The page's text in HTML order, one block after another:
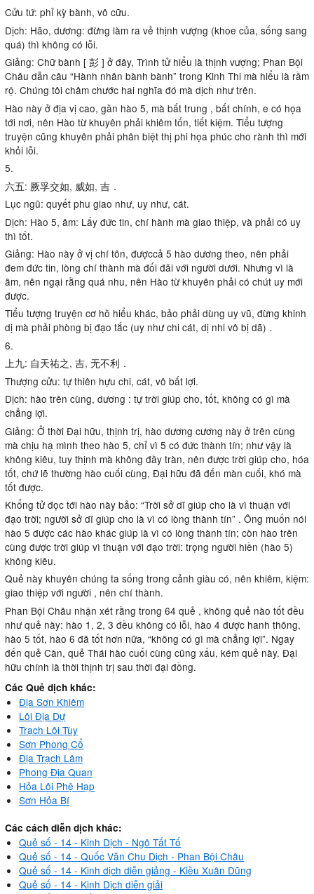
Cửu tứ: phỉ kỳ bành, vô cữu.
Dịch: Hão, dương: đừng làm ra vẻ thịnh vượng (khoe của, sống sang
quá) thì không có lỗi.
Giảng: Chữ bành [ 彭 ] ở đây, Trình tử hiểu là thịnh vượng; Phan Bội
Châu dẫn câu “Hành nhân bành bành” trong Kinh Thi mà hiểu là rầm
rộ. Chúng tôi châm chước hai nghĩa đó mà dịch như trên.
Hào này ở địa vị cao, gần hào 5, mà bất trung , bất chính, e có họa
tới nơi, nên Hào từ khuyên phải khiêm tốn, tiết kiệm. Tiểu tượng
truyện cũng khuyên phải phân biệt thị phi họa phúc cho rành thì mới
khỏi lỗi.
5.
六五: 厥孚交如, 威如, 吉．
Lục ngũ: quyết phu giao như, uy như, cát.
Dịch: Hào 5, âm: Lấy đức tin, chí hành mà giao thiệp, và phải có uy
thì tốt.
Giảng: Hào này ở vị chí tôn, đượccả 5 hào dương theo, nên phải
đem đức tin, lòng chí thành mà đối đãi với người dưới. Nhưng vì là
âm, nên ngại rằng quá nhu, nên Hào từ khuyên phải có chút uy mới
được.
Tiểu tượng truyện cơ hồ hiểu khác, bảo phải dùng uy vũ, đừng khinh
dị mà phải phòng bị đạo tắc (uy như chi cát, dị nhi vô bị dã) .
6.
上九: 自天祐之, 吉, 无不利．
Thượng cửu: tự thiên hựu chi, cát, vô bất lợi.
Dịch: hào trên cùng, dương : tự trời giúp cho, tốt, không có gì mà
chẳng lợi.
Giảng: Ở thời Đại hữu, thịnh trị, hào dương cương này ở trên cùng
mà chịu hạ mình theo hào 5, chỉ vì 5 có đức thành tín; như vậy là
không kiêu, tuy thịnh mà không đầy tràn, nên được trời giúp cho, hóa
tốt, chứ lẽ thường hào cuối cùng, Đại hữu đã đến màn cuối, khó mà
tốt được.
Khổng tử đọc tới hào này bảo: “Trời sở dĩ giúp cho là vì thuận với
đạo trời; người sở dĩ giúp cho là vì có lòng thành tín” . Ông muốn nói
hào 5 được các hào khác giúp là vì có lòng thành tín; còn hào trên
cùng được trời giúp vì thuận với đạo trời: trọng người hiền (hào 5)
không kiêu.
Quẻ này khuyên chúng ta sống trong cảnh giàu có, nên khiêm, kiệm:
giao thiệp với người , nên chí thành.
Phan Bội Châu nhận xét rằng trong 64 quẻ , không quẻ nào tốt đều
như quẻ này: hào 1, 2, 3 đều không có lỗi, hào 4 được hanh thông,
hào 5 tốt, hào 6 đã tốt hơn nữa, “không có gì mà chẳng lợi”. Ngay
đến quẻ Càn, quẻ Thái hào cuối cùng cũng xấu, kém quẻ này. Đại
hữu chính là thời thịnh trị sau thời đại đồng.
Các Quẻ dịch khác:
Địa Sơn Khiêm
Lôi Địa Dự
Trạch Lôi Tùy
Sơn Phong Cổ
Địa Trạch Lâm
Phong Địa Quan
Hỏa Lôi Phệ Hạp
Sơn Hỏa Bí
Các cách diễn dịch khác:
Quẻ số - 14 - Kinh Dịch - Ngô Tất Tố
Quẻ số - 14 - Quốc Văn Chu Dịch - Phan Bội Châu
Quẻ số - 14 - Kinh dịch diễn giảng - Kiều Xuân Dũng
Quẻ số - 14 - Kinh Dịch diễn giải